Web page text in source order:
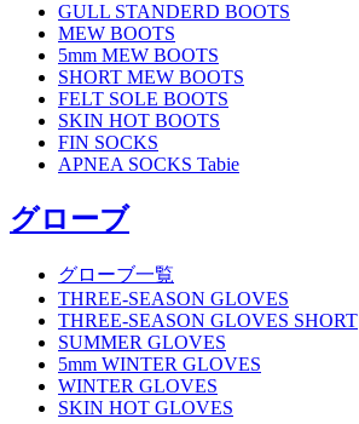
GULL STANDERD BOOTS
MEW BOOTS
5mm MEW BOOTS
SHORT MEW BOOTS
FELT SOLE BOOTS
SKIN HOT BOOTS
FIN SOCKS
APNEA SOCKS Tabie
グローブ
グローブ一覧
THREE-SEASON GLOVES
THREE-SEASON GLOVES SHORT
SUMMER GLOVES
5mm WINTER GLOVES
WINTER GLOVES
SKIN HOT GLOVES